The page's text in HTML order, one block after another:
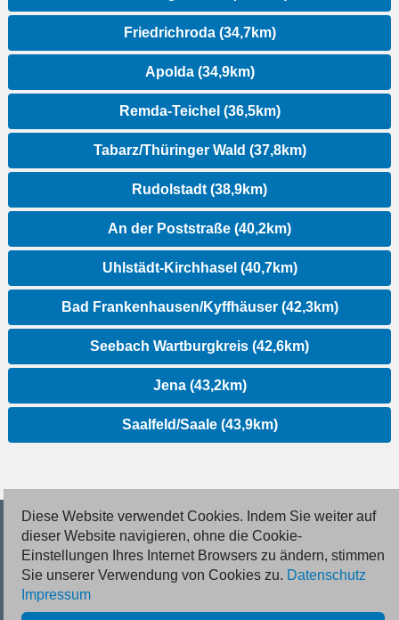
Friedrichroda (34,7km)
Apolda (34,9km)
Remda-Teichel (36,5km)
Tabarz/Thüringer Wald (37,8km)
Rudolstadt (38,9km)
An der Poststraße (40,2km)
Uhlstädt-Kirchhasel (40,7km)
Bad Frankenhausen/Kyffhäuser (42,3km)
Seebach Wartburgkreis (42,6km)
Jena (43,2km)
Saalfeld/Saale (43,9km)
© 2026 Deutsche Jobmarkt GmbH
Inserieren
Kontakt
Diese Website verwendet Cookies. Indem Sie weiter auf
dieser Website navigieren, ohne die Cookie-
Einstellungen Ihres Internet Browsers zu ändern, stimmen
Sie unserer Verwendung von Cookies zu. Datenschutz
Impressum